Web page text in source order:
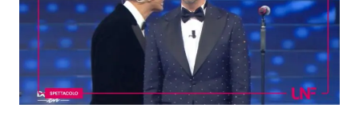
Casa
Moda e Style
Consigli di Cucina
Dolci